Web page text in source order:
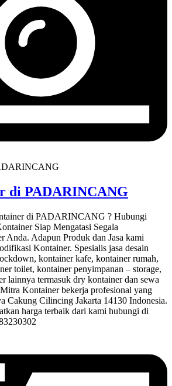
di PADARINCANG
di PADARINCANG ? Hubungi
Siap Mengatasi Segala
Anda. Adapun Produk dan Jasa kami
Kontainer. Spesialis jasa desain
kontainer kafe, kontainer rumah,
toilet, kontainer penyimpanan – storage,
lainnya termasuk dry kontainer dan sewa
Kontainer bekerja profesional yang
Cakung Cilincing Jakarta 14130 Indonesia.
harga terbaik dari kami hubungi di